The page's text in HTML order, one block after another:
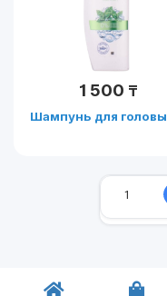
1 500 ₸
Шампунь для головы
1